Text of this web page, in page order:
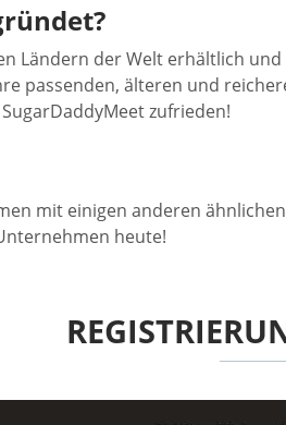
Ländern der Welt erhältlich
passenden, älteren und
zufrieden!
mit einigen anderen
heute!